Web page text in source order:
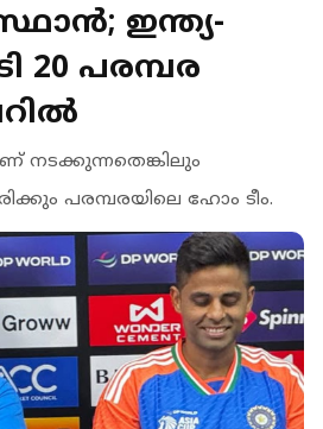
ഇന്ത്യ-
20 പരമ്പര
നടക്കുന്നതെങ്കിലും
പരമ്പരയിലെ ഹോം ടീം.